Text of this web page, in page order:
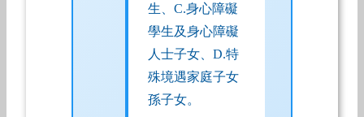
生、C.身心障礙
學生及身心障礙
人士子女、D.特
殊境遇家庭子女
孫子女。